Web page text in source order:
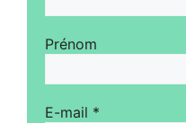
Prénom
E-mail *